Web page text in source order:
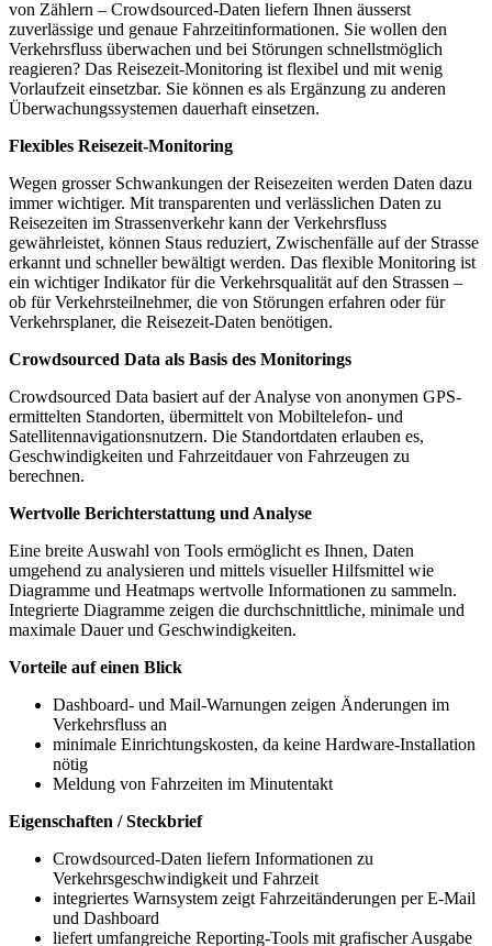
von Zählern – Crowdsourced-Daten liefern Ihnen äusserst
zuverlässige und genaue Fahrzeitinformationen. Sie wollen den
Verkehrsfluss überwachen und bei Störungen schnellstmöglich
reagieren? Das Reisezeit-Monitoring ist flexibel und mit wenig
Vorlaufzeit einsetzbar. Sie können es als Ergänzung zu anderen
Überwachungssystemen dauerhaft einsetzen.
Flexibles Reisezeit-Monitoring
Wegen grosser Schwankungen der Reisezeiten werden Daten dazu
immer wichtiger. Mit transparenten und verlässlichen Daten zu
Reisezeiten im Strassenverkehr kann der Verkehrsfluss
gewährleistet, können Staus reduziert, Zwischenfälle auf der Strasse
erkannt und schneller bewältigt werden. Das flexible Monitoring ist
ein wichtiger Indikator für die Verkehrsqualität auf den Strassen –
ob für Verkehrsteilnehmer, die von Störungen erfahren oder für
Verkehrsplaner, die Reisezeit-Daten benötigen.
Crowdsourced Data als Basis des Monitorings
Crowdsourced Data basiert auf der Analyse von anonymen GPS-
ermittelten Standorten, übermittelt von Mobiltelefon- und
Satellitennavigationsnutzern. Die Standortdaten erlauben es,
Geschwindigkeiten und Fahrzeitdauer von Fahrzeugen zu
berechnen.
Wertvolle Berichterstattung und Analyse
Eine breite Auswahl von Tools ermöglicht es Ihnen, Daten
umgehend zu analysieren und mittels visueller Hilfsmittel wie
Diagramme und Heatmaps wertvolle Informationen zu sammeln.
Integrierte Diagramme zeigen die durchschnittliche, minimale und
maximale Dauer und Geschwindigkeiten.
Vorteile auf einen Blick
Dashboard- und Mail-Warnungen zeigen Änderungen im
Verkehrsfluss an
minimale Einrichtungskosten, da keine Hardware-Installation
nötig
Meldung von Fahrzeiten im Minutentakt
Eigenschaften / Steckbrief
Crowdsourced-Daten liefern Informationen zu
Verkehrsgeschwindigkeit und Fahrzeit
integriertes Warnsystem zeigt Fahrzeitänderungen per E-Mail
und Dashboard
liefert umfangreiche Reporting-Tools mit grafischer Ausgabe